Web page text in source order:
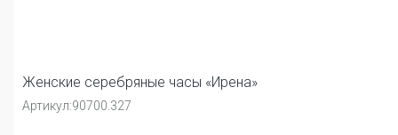
Женские серебряные часы «Ирена»
Артикул:90700.327